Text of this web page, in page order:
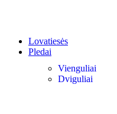
Lovatiesės
Pledai
Vienguliai
Dviguliai